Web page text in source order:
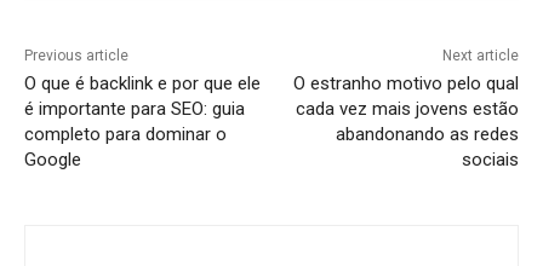
Previous article
O que é backlink e por que ele
é importante para SEO: guia
completo para dominar o
Google
Next article
O estranho motivo pelo qual
cada vez mais jovens estão
abandonando as redes
sociais